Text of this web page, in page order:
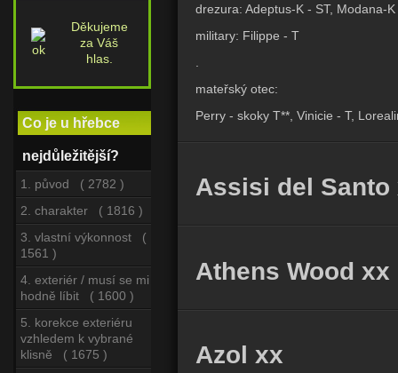
Děkujeme
za Váš
hlas.
Co je u hřebce
nejdůležitější?
1. původ ( 2782 )
2. charakter ( 1816 )
3. vlastní výkonnost (
1561 )
4. exteriér / musí se mi
hodně líbit ( 1600 )
5. korekce exteriéru
vzhledem k vybrané
klisně ( 1675 )
drezura: Adeptus-K - ST, Modana-
military: Filippe - T
mateřský otec:
Perry - skoky T**, Vinicie - T,
Assisi del Santo
Athens Wood xx
Azol xx